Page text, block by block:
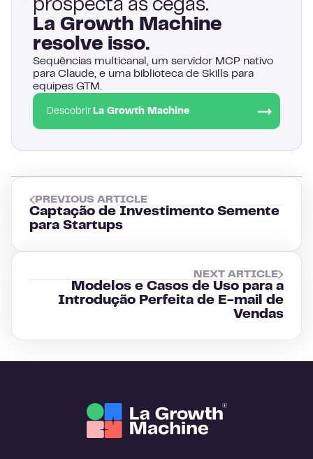
prospecta às cegas.
La Growth Machine
resolve isso.
Sequências multicanal, um servidor MCP nativo
para Claude, e uma biblioteca de Skills para
equipes GTM.
Descobrir La Growth Machine
PREVIOUS ARTICLE
Captação de Investimento Semente
para Startups
NEXT ARTICLE
Modelos e Casos de Uso para a
Introdução Perfeita de E-mail de
Vendas